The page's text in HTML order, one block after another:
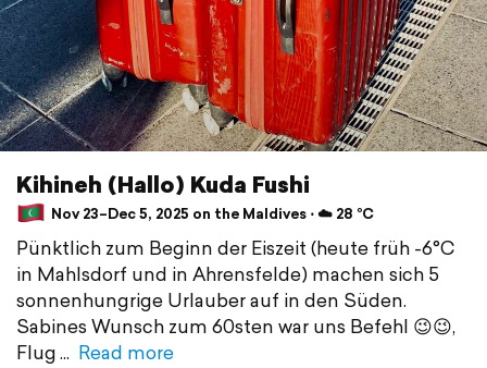
Kihineh (Hallo) Kuda Fushi
Nov 23–Dec 5, 2025 on the Maldives ⋅ ☁️ 28 °C
Pünktlich zum Beginn der Eiszeit (heute früh -6°C
in Mahlsdorf und in Ahrensfelde) machen sich 5
sonnenhungrige Urlauber auf in den Süden.
Sabines Wunsch zum 60sten war uns Befehl 😉😉,
Flug
Read more